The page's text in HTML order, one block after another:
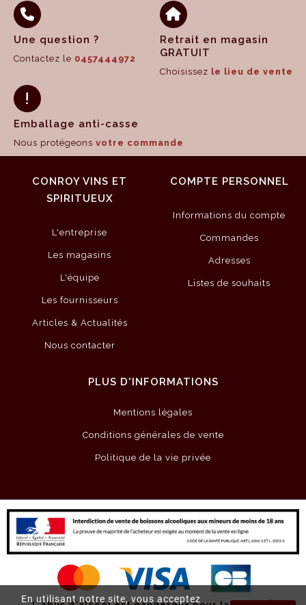
En utilisant notre site, vous acceptez
Une question ?
Contactez le 0457444972
Retrait en magasin
GRATUIT
Choisissez le lieu de vente
Emballage anti-casse
Nous protégeons votre commande
CONROY VINS ET
SPIRITUEUX
L'entreprise
Les magasins
L'équipe
Les fournisseurs
Articles & Actualités
Nous contacter
COMPTE PERSONNEL
Informations du compte
Commandes
Adresses
Listes de souhaits
PLUS D'INFORMATIONS
Mentions légales
Conditions générales de vente
Politique de la vie privée